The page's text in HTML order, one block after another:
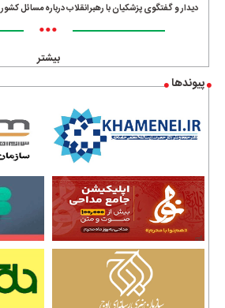
دیدار و گفتگوی پزشکیان با رهبرانقلاب درباره مسائل کشور
•••
بیشتر
پیوندها